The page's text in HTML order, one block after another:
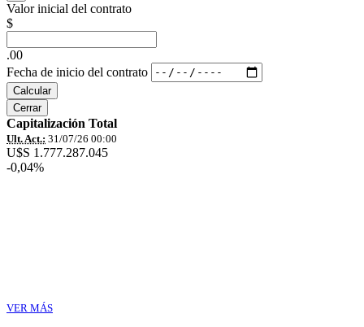
Valor inicial del contrato
$
.00
Fecha de inicio del contrato
Calcular
Cerrar
Capitalización Total
Ult. Act.: 31/07/26 00:00
U$S 1.777.287.045
-0,04%
VER MÁS